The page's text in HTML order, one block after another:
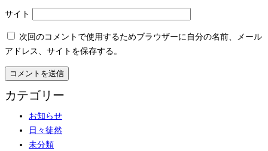
サイト
次回のコメントで使用するためブラウザーに自分の名前、メール
アドレス、サイトを保存する。
カテゴリー
お知らせ
日々徒然
未分類